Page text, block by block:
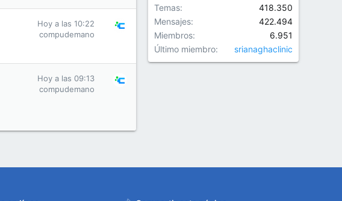
Hoy a las 10:22
compudemano
Hoy a las 09:13
compudemano
Temas
418.350
Mensajes
422.494
Miembros
6.951
Último miembro
srianaghaclinic